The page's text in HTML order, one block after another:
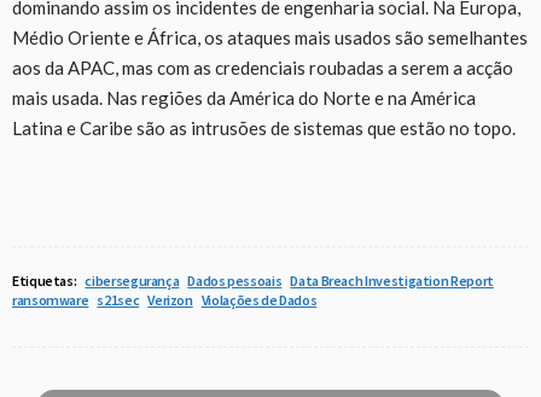
dominando assim os incidentes de engenharia social. Na Europa,
Médio Oriente e África, os ataques mais usados são semelhantes
aos da APAC, mas com as credenciais roubadas a serem a acção
mais usada. Nas regiões da América do Norte e na América
Latina e Caribe são as intrusões de sistemas que estão no topo.
Etiquetas: cibersegurança Dados pessoais Data Breach Investigation Report
ransomware s21sec Verizon Violações de Dados